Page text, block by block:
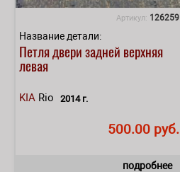
Артикул: 126259
Название детали:
Петля двери задней верхняя
левая
KIA Rio 2014 г.
500.00 руб.
подробнее